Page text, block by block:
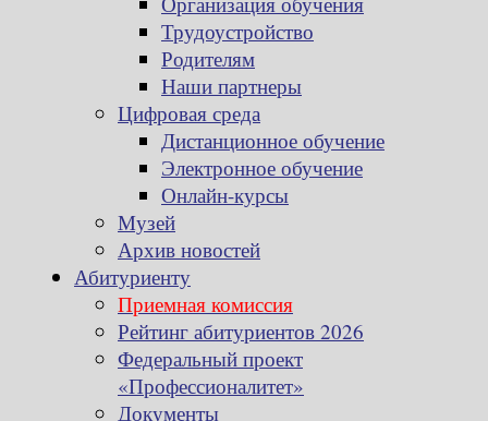
Трудоустройство
Родителям
Наши партнеры
Цифровая среда
Дистанционное обучение
Электронное обучение
Онлайн-курсы
Музей
Архив новостей
Абитуриенту
Приемная комиссия
Рейтинг абитуриентов 2026
Федеральный проект
«Профессионалитет»
Документы